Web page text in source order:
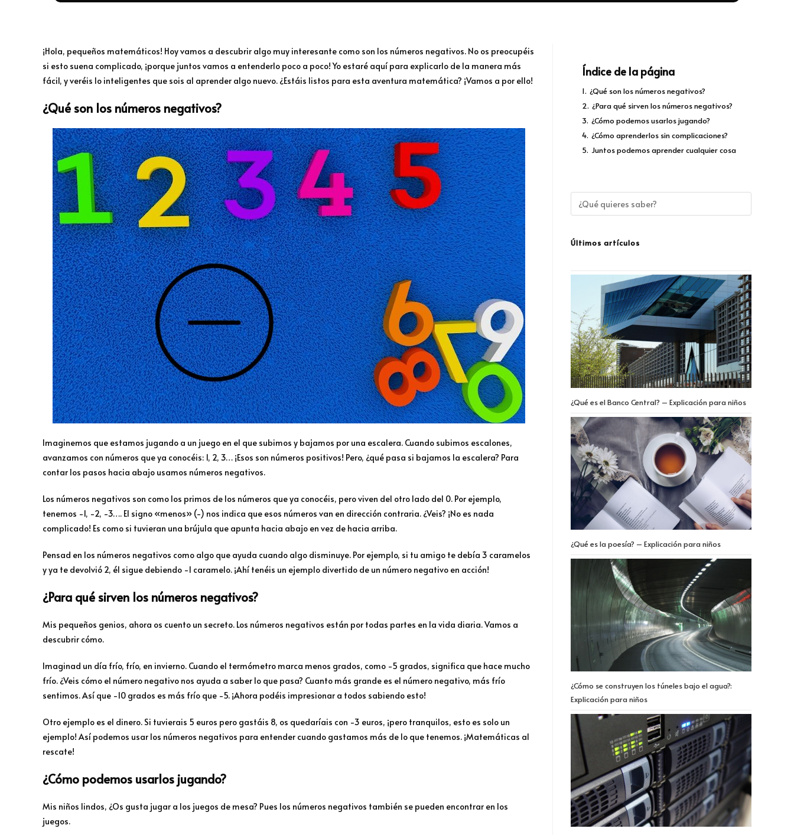
¡Hola, pequeños matemáticos! Hoy vamos a descubrir algo muy interesante como son los números negativos. No os preocupéis
si esto suena complicado, ¡porque juntos vamos a entenderlo poco a poco! Yo estaré aquí para explicarlo de la manera más
fácil, y veréis lo inteligentes que sois al aprender algo nuevo. ¿Estáis listos para esta aventura matemática? ¡Vamos a por ello!
¿Qué son los números negativos?
Imaginemos que estamos jugando a un juego en el que subimos y bajamos por una escalera. Cuando subimos escalones,
avanzamos con números que ya conocéis: 1, 2, 3… ¡Esos son números positivos! Pero, ¿qué pasa si bajamos la escalera? Para
contar los pasos hacia abajo usamos números negativos.
Los números negativos son como los primos de los números que ya conocéis, pero viven del otro lado del 0. Por ejemplo,
tenemos -1, -2, -3…. El signo «menos» (-) nos indica que esos números van en dirección contraria. ¿Veis? ¡No es nada
complicado! Es como si tuvieran una brújula que apunta hacia abajo en vez de hacia arriba.
Pensad en los números negativos como algo que ayuda cuando algo disminuye. Por ejemplo, si tu amigo te debía 3 caramelos
y ya te devolvió 2, él sigue debiendo -1 caramelo. ¡Ahí tenéis un ejemplo divertido de un número negativo en acción!
¿Para qué sirven los números negativos?
Mis pequeños genios, ahora os cuento un secreto. Los números negativos están por todas partes en la vida diaria. Vamos a
descubrir cómo.
Imaginad un día frío, frío, en invierno. Cuando el termómetro marca menos grados, como -5 grados, significa que hace mucho
frío. ¿Veis cómo el número negativo nos ayuda a saber lo que pasa? Cuanto más grande es el número negativo, más frío
sentimos. Así que -10 grados es más frío que -5. ¡Ahora podéis impresionar a todos sabiendo esto!
Otro ejemplo es el dinero. Si tuvierais 5 euros pero gastáis 8, os quedaríais con -3 euros, ¡pero tranquilos, esto es solo un
ejemplo! Así podemos usar los números negativos para entender cuando gastamos más de lo que tenemos. ¡Matemáticas al
rescate!
¿Cómo podemos usarlos jugando?
Mis niños lindos, ¿Os gusta jugar a los juegos de mesa? Pues los números negativos también se pueden encontrar en los
juegos.
Índice de la página
1. ¿Qué son los números negativos?
2. ¿Para qué sirven los números negativos?
3. ¿Cómo podemos usarlos jugando?
4. ¿Cómo aprenderlos sin complicaciones?
5. Juntos podemos aprender cualquier cosa
Últimos artículos
¿Qué es el Banco Central? – Explicación para niños
¿Qué es la poesía? – Explicación para niños
¿Cómo se construyen los túneles bajo el agua?:
Explicación para niños